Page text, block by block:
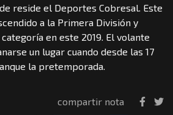
reside el Deportes Cobresal. Este
a la Primera División y
en este 2019. El volante
un lugar cuando desde las 17
la pretemporada.
compartir nota